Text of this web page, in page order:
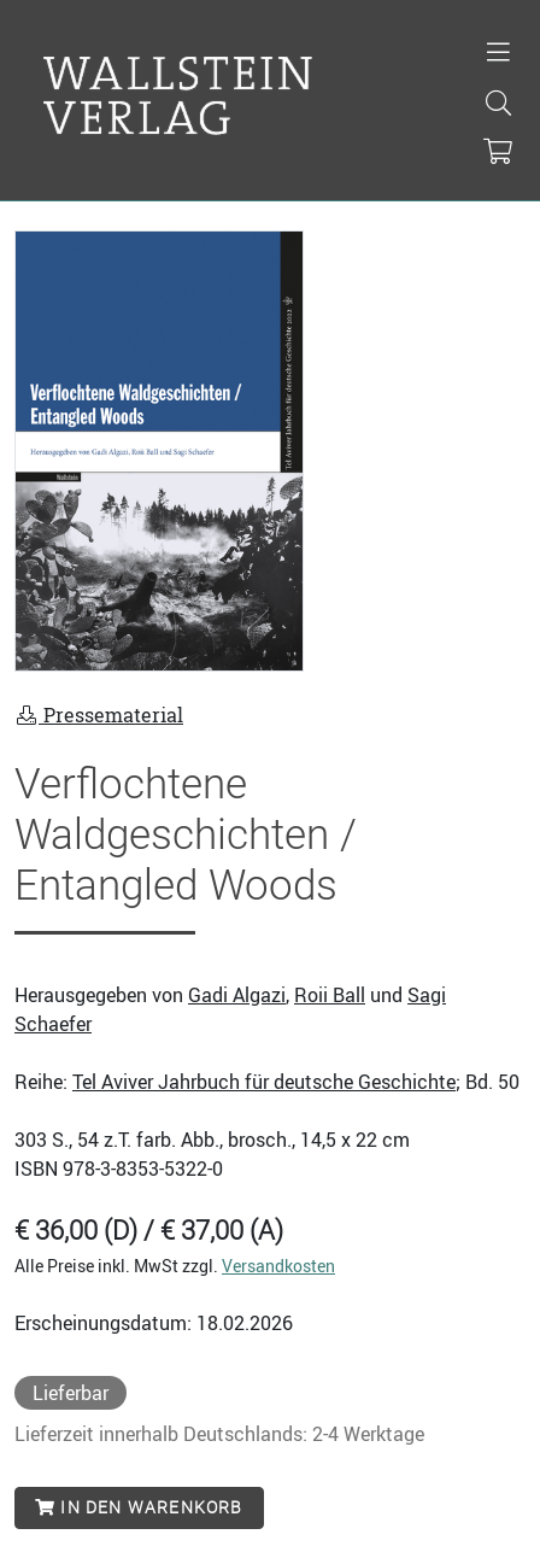
Pressematerial
Verflochtene
Waldgeschichten /
Entangled Woods
Herausgegeben von Gadi Algazi, Roii Ball und Sagi
Schaefer
Reihe: Tel Aviver Jahrbuch für deutsche Geschichte; Bd. 50
303 S., 54 z.T. farb. Abb., brosch., 14,5 x 22 cm
ISBN 978-3-8353-5322-0
€ 36,00 (D) / € 37,00 (A)
Alle Preise inkl. MwSt zzgl. Versandkosten
Erscheinungsdatum: 18.02.2026
Lieferbar
Lieferzeit innerhalb Deutschlands: 2-4 Werktage
IN DEN WARENKORB